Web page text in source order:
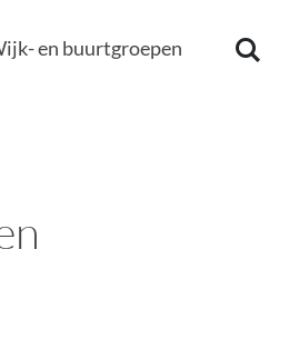
en buurtgroepen